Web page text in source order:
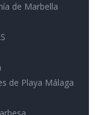
de Marbella
de Playa Málaga